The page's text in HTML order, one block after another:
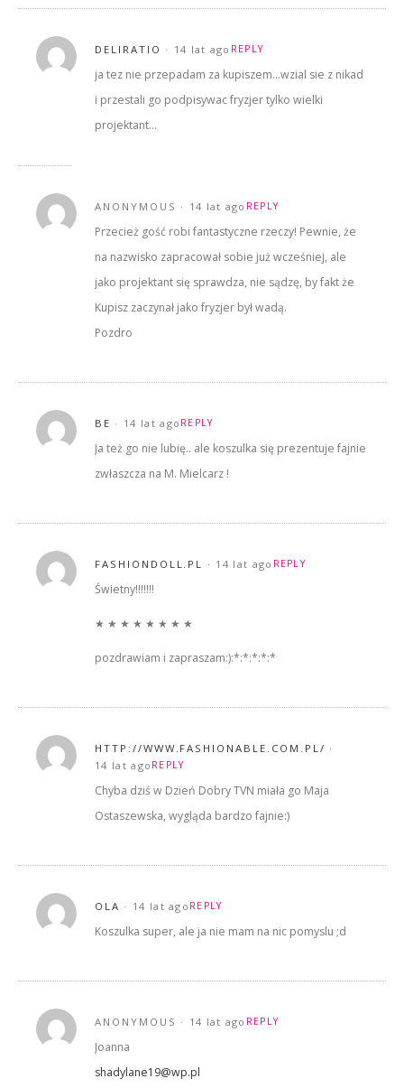
DELIRATIO 14 lat ago REPLY
ja tez nie przepadam za kupiszem…wzial sie z nikad
i przestali go podpisywac fryzjer tylko wielki
projektant…
ANONYMOUS 14 lat ago REPLY
Przecież gość robi fantastyczne rzeczy! Pewnie, że
na nazwisko zapracował sobie już wcześniej, ale
jako projektant się sprawdza, nie sądzę, by fakt że
Kupisz zaczynał jako fryzjer był wadą.
Pozdro
BE 14 lat ago REPLY
Ja też go nie lubię.. ale koszulka się prezentuje fajnie
zwłaszcza na M. Mielcarz !
FASHIONDOLL.PL 14 lat ago REPLY
Świetny!!!!!!!
★ ★ ★ ★ ★ ★ ★ ★
pozdrawiam i zapraszam:):*:*:*:*:*
HTTP://WWW.FASHIONABLE.COM.PL/
14 lat ago REPLY
Chyba dziś w Dzień Dobry TVN miała go Maja
Ostaszewska, wygląda bardzo fajnie:)
OLA 14 lat ago REPLY
Koszulka super, ale ja nie mam na nic pomyslu ;d
ANONYMOUS 14 lat ago REPLY
Joanna
shadylane19@wp.pl